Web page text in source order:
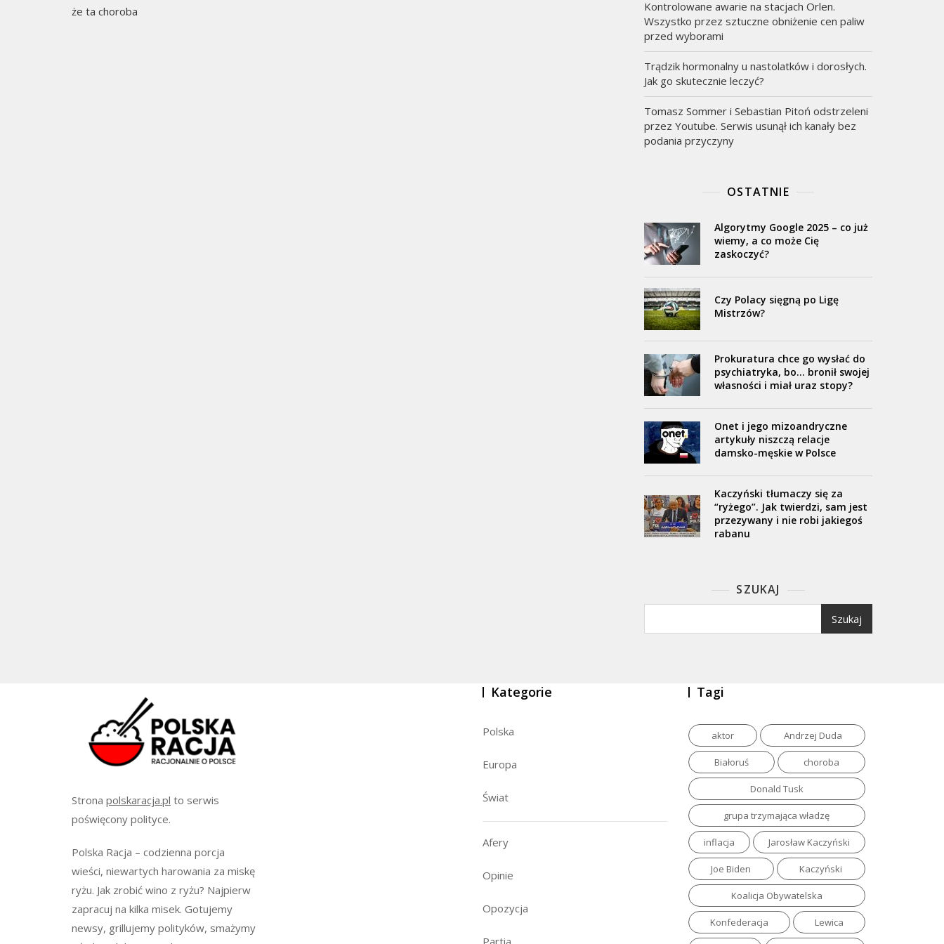
że ta choroba
Kontrolowane awarie na stacjach Orlen.
Wszystko przez sztuczne obniżenie cen paliw
przed wyborami
Trądzik hormonalny u nastolatków i dorosłych.
Jak go skutecznie leczyć?
Tomasz Sommer i Sebastian Pitoń odstrzeleni
przez Youtube. Serwis usunął ich kanały bez
podania przyczyny
OSTATNIE
Algorytmy Google 2025 – co już
wiemy, a co może Cię
zaskoczyć?
Czy Polacy sięgną po Ligę
Mistrzów?
Prokuratura chce go wysłać do
psychiatryka, bo… bronił swojej
własności i miał uraz stopy?
Onet i jego mizoandryczne
artykuły niszczą relacje
damsko-męskie w Polsce
Kaczyński tłumaczy się za
“ryżego”. Jak twierdzi, sam jest
przezywany i nie robi jakiegoś
rabanu
SZUKAJ
Szukaj
Strona polskaracja.pl to serwis
poświęcony polityce.
Polska Racja – codzienna porcja
wieści, niewartych harowania za miskę
ryżu. Jak zrobić wino z ryżu? Najpierw
zapracuj na kilka misek. Gotujemy
newsy, grillujemy polityków, smażymy
Kategorie
Polska
Europa
Świat
Afery
Opinie
Opozycja
Tagi
aktor Andrzej Duda
Białoruś choroba
Donald Tusk
grupa trzymająca władzę
inflacja Jarosław Kaczyński
Joe Biden Kaczyński
Koalicja Obywatelska
Konfederacja Lewica